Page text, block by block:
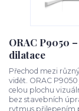
ORAC P9050
dilatace
Přechod mezi
vidět. ORAC
celou plochu
bez stavebních
rytmus přilepením